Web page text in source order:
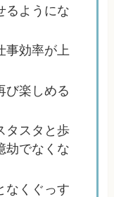
るようにな
事効率が上
び楽しめる
タスタと歩
劫でなくな
なくぐっす